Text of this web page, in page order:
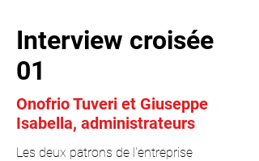
Interview croisée
01
Onofrio Tuveri et Giuseppe
Isabella, administrateurs
Les deux patrons de l'entreprise